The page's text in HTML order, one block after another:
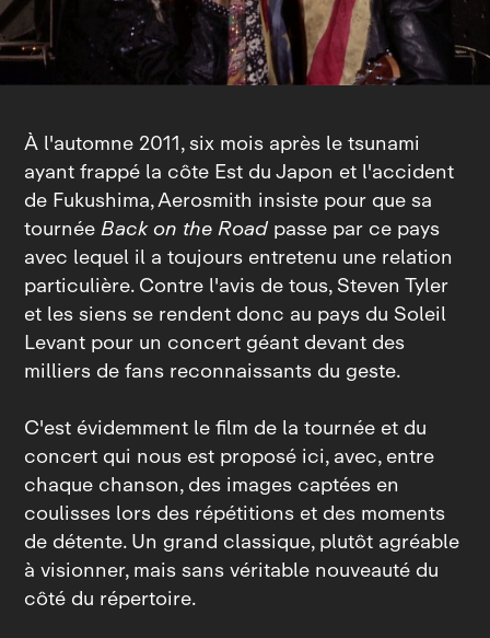
À l'automne 2011, six mois après le tsunami
ayant frappé la côte Est du Japon et l'accident
de Fukushima, Aerosmith insiste pour que sa
tournéeBack on the Road passe par ce pays
avec lequel il a toujours entretenu une relation
particulière. Contre l'avis de tous, Steven Tyler
et les siens se rendent donc au pays du Soleil
Levant pour un concert géant devant des
milliers de fans reconnaissants du geste.
C'est évidemment le film de la tournée et du
concert qui nous est proposé ici, avec, entre
chaque chanson, des images captées en
coulisses lors des répétitions et des moments
de détente. Un grand classique, plutôt agréable
à visionner, mais sans véritable nouveauté du
côté du répertoire.